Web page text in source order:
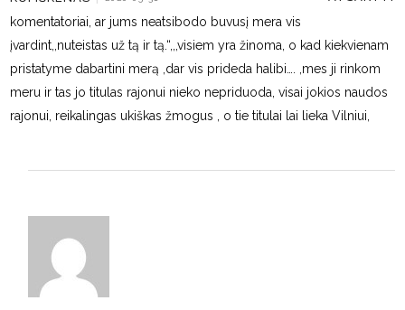
komentatoriai, ar jums neatsibodo buvusį mera vis
įvardint,,nuteistas už tą ir tą.“,,,visiem yra žinoma, o kad kiekvienam
pristatyme dabartini merą ,dar vis prideda halibi…. ,mes ji rinkom
meru ir tas jo titulas rajonui nieko nepriduoda, visai jokios naudos
rajonui, reikalingas ukiškas žmogus , o tie titulai lai lieka Vilniui,